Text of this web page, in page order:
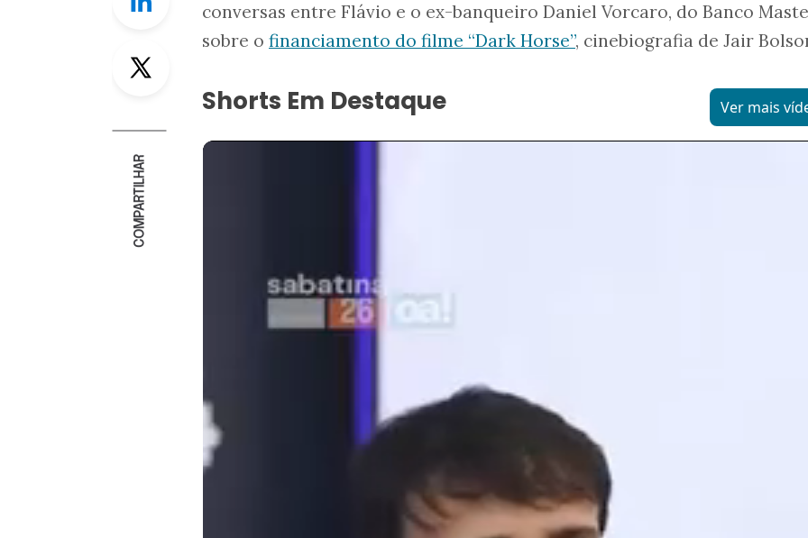
Twitter
COMPARTILHAR
conversas entre Flávio e o ex-banqueiro Daniel Vorcaro, do Banco
sobre o financiamento do filme “Dark Horse”, cinebiografia de Jair
Shorts Em Destaque Ver mais